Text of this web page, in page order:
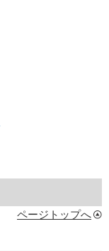
ページトップへ